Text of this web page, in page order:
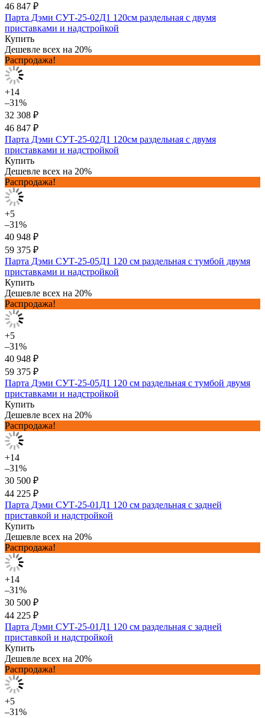
46 847 ₽
Парта Дэми СУТ-25-02Д1 120см раздельная с двумя
приставками и надстройкой
Купить
Дешевле всех на 20%
Распродажа!
+14
–31%
32 308 ₽
46 847 ₽
Парта Дэми СУТ-25-02Д1 120см раздельная с двумя
приставками и надстройкой
Купить
Дешевле всех на 20%
Распродажа!
+5
–31%
40 948 ₽
59 375 ₽
Парта Дэми СУТ-25-05Д1 120 см раздельная с тумбой двумя
приставками и надстройкой
Купить
Дешевле всех на 20%
Распродажа!
+5
–31%
40 948 ₽
59 375 ₽
Парта Дэми СУТ-25-05Д1 120 см раздельная с тумбой двумя
приставками и надстройкой
Купить
Дешевле всех на 20%
Распродажа!
+14
–31%
30 500 ₽
44 225 ₽
Парта Дэми СУТ-25-01Д1 120 см раздельная с задней
приставкой и надстройкой
Купить
Дешевле всех на 20%
Распродажа!
+14
–31%
30 500 ₽
44 225 ₽
Парта Дэми СУТ-25-01Д1 120 см раздельная с задней
приставкой и надстройкой
Купить
Дешевле всех на 20%
Распродажа!
+5
–31%